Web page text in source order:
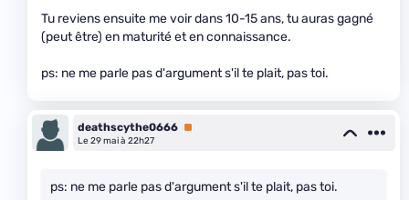
Tu reviens ensuite me voir dans 10-15 ans, tu auras gagné
(peut être) en maturité et en connaissance.
ps: ne me parle pas d'argument s'il te plait, pas toi.
deathscythe0666 Premium
Le 29 mai à 22h27
ps: ne me parle pas d'argument s'il te plait, pas toi.